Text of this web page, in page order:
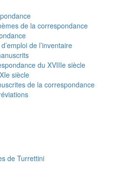
de la correspondance
de l’inventaire
du XVIIIe siècle
siècle
de la correspondance
de Turrettini